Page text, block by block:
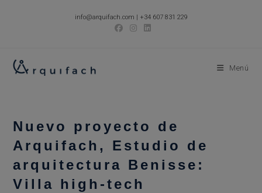
info@arquifach.com | +34 607 831 229
Menú
Nuevo proyecto de
Arquifach, Estudio de
arquitectura Benisse:
Villa high-tech